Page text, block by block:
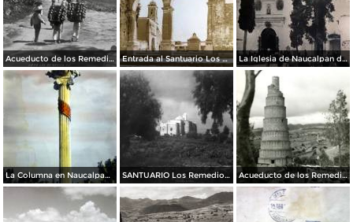
Acueducto de los Remedios Entrada al Santuario Los Remedios Naucalpan de Juárez Edo de México. La Iglesia de Naucalpan de Juárez, Edo de México Por el Fotógrafo Hugo Brehme.
La Columna en Naucalpan de Juárez, Edo de México. SANTUARIO Los Remedios Naucalpan de Juárez Edo de México. Acueducto de los Remedios